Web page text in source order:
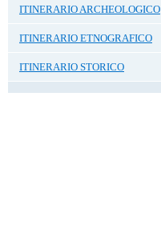
ITINERARIO ARCHEOLOGICO
ITINERARIO ETNOGRAFICO
ITINERARIO STORICO